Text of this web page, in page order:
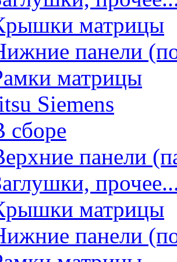
матрицы
панели
матрицы
Siemens
сборе
панели
матрицы
панели